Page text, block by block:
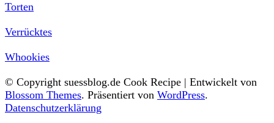
Torten
Verrücktes
Whookies
© Copyright suessblog.de Cook Recipe | Entwickelt von
Blossom Themes. Präsentiert von WordPress.
Datenschutzerklärung